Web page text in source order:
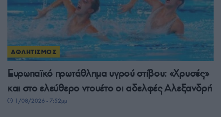
ΑΘΛΗΤΙΣΜΟΣ
Ευρωπαϊκό πρωτάθλημα υγρού στίβου: «Χρυσές»
και στο ελεύθερο ντουέτο οι αδελφές Αλεξανδρή
1/08/2026 - 7:52μμ